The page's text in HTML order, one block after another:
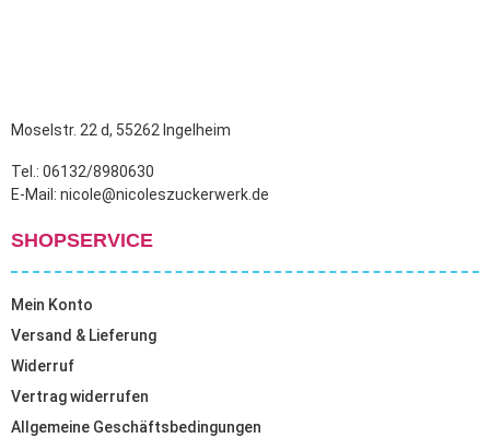
Moselstr. 22 d, 55262 Ingelheim
Tel.: 06132/8980630
E-Mail: nicole@nicoleszuckerwerk.de
SHOPSERVICE
Mein Konto
Versand & Lieferung
Widerruf
Vertrag widerrufen
Allgemeine Geschäftsbedingungen